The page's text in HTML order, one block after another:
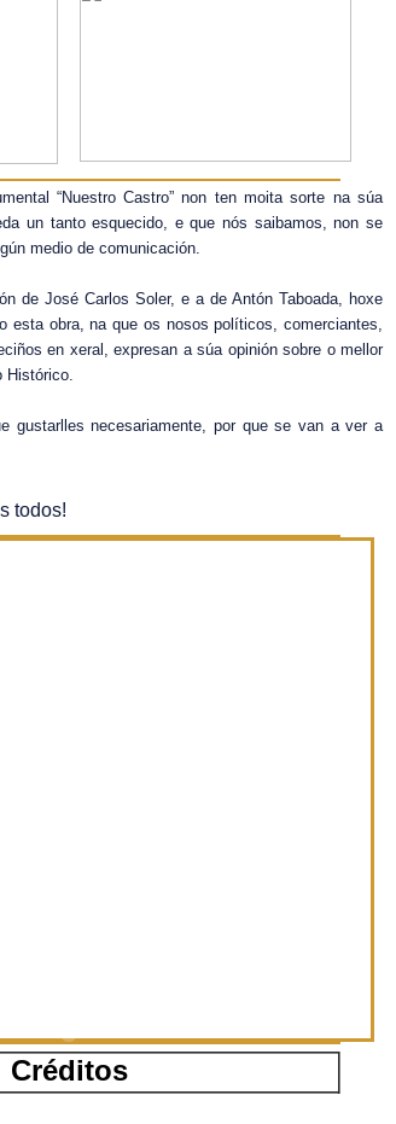
“Nuestro Castro” non ten moita sorte na súa
un tanto esquecido, e que nós saibamos, non se
medio de comunicación.
de José Carlos Soler, e a de Antón Taboada, hoxe
esta obra, na que os nosos políticos, comerciantes,
en xeral, expresan a súa opinión sobre o mellor
gustarlles necesariamente, por que se van a ver a
todos!
Créditos